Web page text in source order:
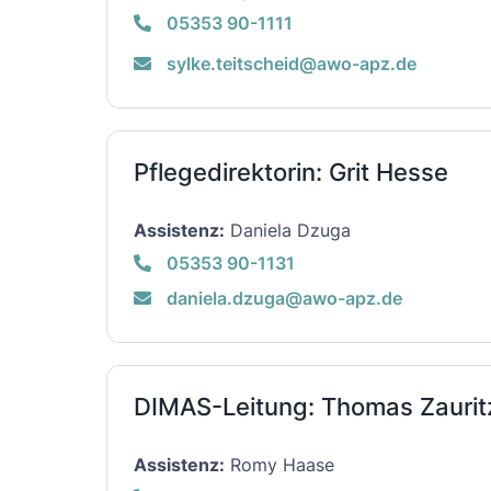
05353 90-1111
sylke.teitscheid@awo-apz.de
Pflegedirektorin: Grit Hesse
Assistenz: Daniela Dzuga
05353 90-1131
daniela.dzuga@awo-apz.de
DIMAS-Leitung: Thomas
Assistenz: Romy Haase